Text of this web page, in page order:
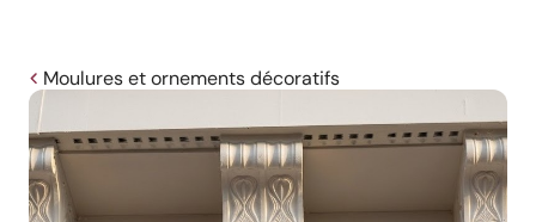
Moulures et ornements décoratifs